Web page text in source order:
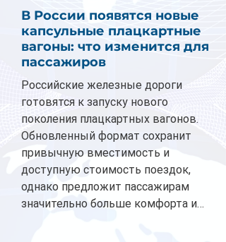
В России появятся новые
капсульные плацкартные
вагоны: что изменится для
пассажиров
Российские железные дороги
готовятся к запуску нового
поколения плацкартных вагонов.
Обновленный формат сохранит
привычную вместимость и
доступную стоимость поездок,
однако предложит пассажирам
значительно больше комфорта и